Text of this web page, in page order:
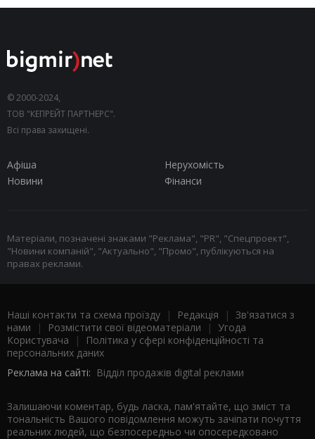
© 2000-2024,
ТОВ "КЕПРЕЙТ ПАРТНЕРС".
Всі права захищені.
Афіша
Нерухомість
Новини
Фінанси
Матеріали, позначені знаками "Реклама", "PR", "Спецпроект",
"Новини компаній", "Актуально", "Промо", публікуються на
правах реклами.
Наші контакти та схема проїзду | Редакція | Зв'язатися з
нами | Розмістити свої відеоматеріали | Угода
Користувача |
Політика у сфері конфіденційності та
персональних даних
Реклама на сайті: Відділ продажів digital реклами
Залишаючи коментар, будь ласка, пам'ятайте, що зміст та
тональність Вашого повідомлення можуть зачіпати почуття
реальних людей, що безпосередньо чи опосередковано